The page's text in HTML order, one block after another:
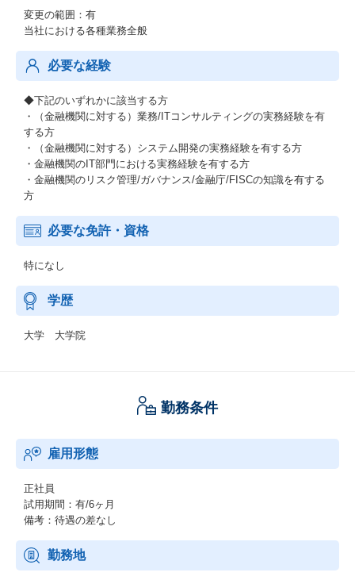
変更の範囲：有
当社における各種業務全般
必要な経験
◆下記のいずれかに該当する方
・（金融機関に対する）業務/ITコンサルティングの実務経験を有
する方
・（金融機関に対する）システム開発の実務経験を有する方
・金融機関のIT部門における実務経験を有する方
・金融機関のリスク管理/ガバナンス/金融庁/FISCの知識を有する
方
必要な免許・資格
特になし
学歴
大学 大学院
勤務条件
雇用形態
正社員
試用期間：有/6ヶ月
備考：待遇の差なし
勤務地